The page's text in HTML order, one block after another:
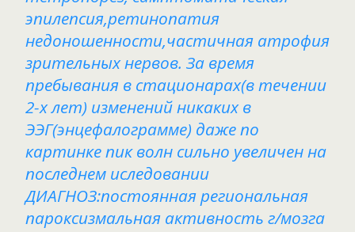
эпилепсия,ретинопатия
недоношенности,частичная атрофия
зрительных нервов. За время
пребывания в стационарах(в течении
2-х лет) изменений никаких в
ЭЭГ(энцефалограмме) даже по
картинке пик волн сильно увеличен на
последнем иследовании
ДИАГНОЗ:постоянная региональная
пароксизмальная активность г/мозга